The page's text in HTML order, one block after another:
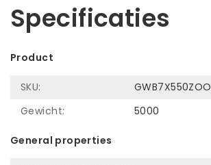
Specificaties
Product
SKU:
GWB7X550ZOO
Gewicht:
5000
General properties